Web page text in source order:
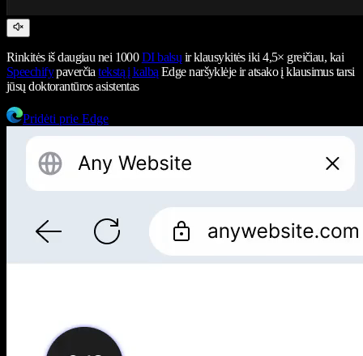
Rinkitės iš daugiau nei 1000DI balsų ir klausykitės iki 4,5× greičiau, kai
Speechifypaverčiatekstą į kalbą Edge naršyklėje ir atsako į klausimus tarsi
jūsų doktorantūros asistentas
Pridėti prie Edge